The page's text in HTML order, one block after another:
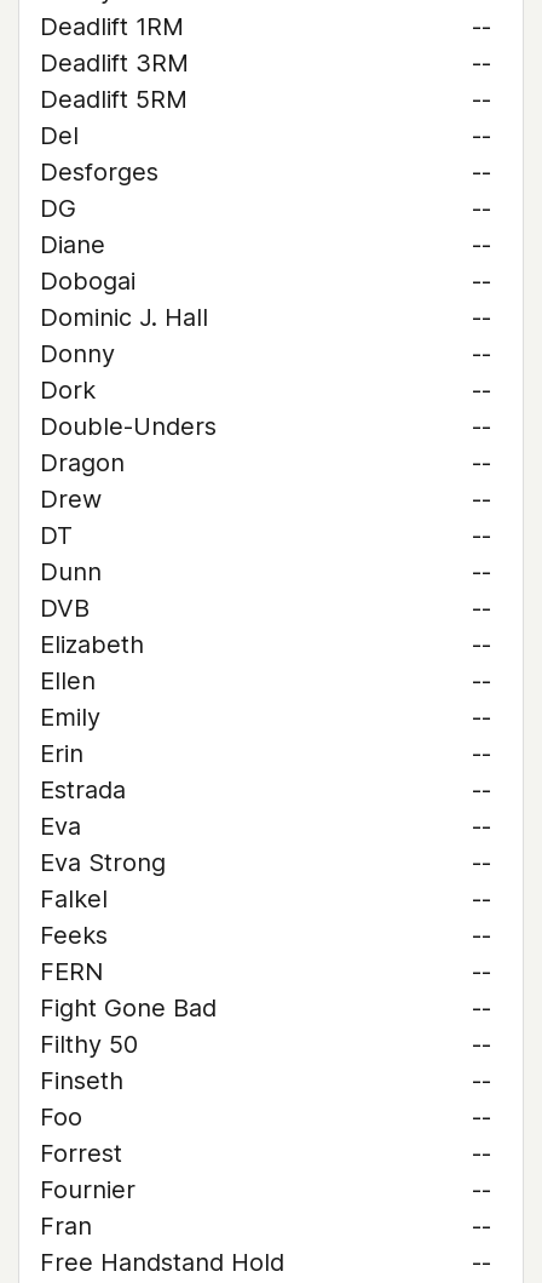
Deadlift 1RM
--
Deadlift 3RM
--
Deadlift 5RM
--
Del
--
Desforges
--
DG
--
Diane
--
Dobogai
--
Dominic J. Hall
--
Donny
--
Dork
--
Double-Unders
--
Dragon
--
Drew
--
DT
--
Dunn
--
DVB
--
Elizabeth
--
Ellen
--
Emily
--
Erin
--
Estrada
--
Eva
--
Eva Strong
--
Falkel
--
Feeks
--
FERN
--
Fight Gone Bad
--
Filthy 50
--
Finseth
--
Foo
--
Forrest
--
Fournier
--
Fran
--
Free Handstand Hold
--